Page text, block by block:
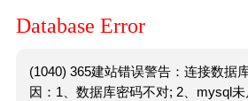
Database Error
(1040) 365建站错误警告：连接数据
因：1、数据库密码不对; 2、mysql未